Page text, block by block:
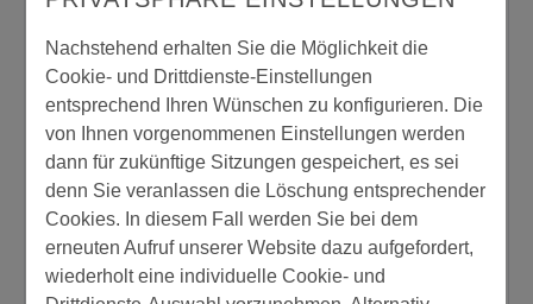
Bermudas
EXCESS
CHAMP
Excess
Latzhose
Champ
Bundhose
DASSY
NASHVILLE
Bundhose
BASIC
Nachstehend erhalten Sie die Möglichkeit die
Cookie- und Drittdienste-Einstellungen
entsprechend Ihren Wünschen zu konfigurieren. Die
von Ihnen vorgenommenen Einstellungen werden
dann für zukünftige Sitzungen gespeichert, es sei
denn Sie veranlassen die Löschung entsprechender
Cookies. In diesem Fall werden Sie bei dem
erneuten Aufruf unserer Website dazu aufgefordert,
wiederholt eine individuelle Cookie- und